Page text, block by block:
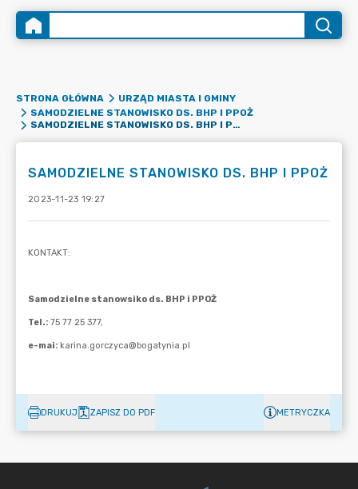
STRONA GŁÓWNA
URZĄD MIASTA I GMINY
SAMODZIELNE STANOWISKO DS. BHP I PPOŻ
SAMODZIELNE STANOWISKO DS. BHP I PPOŻ
SAMODZIELNE STANOWISKO DS. BHP I PPOŻ
2023-11-23 19:27
DRUKUJ ZAPISZ DO PDF METRYCZKA